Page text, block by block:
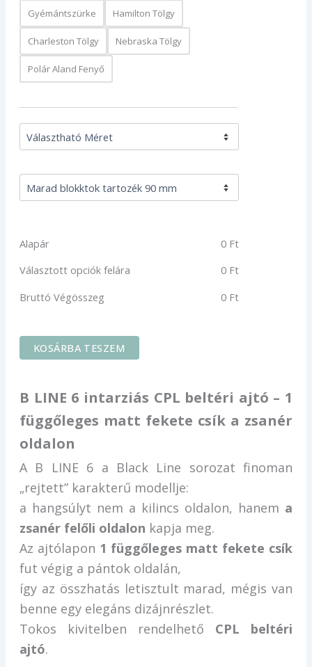
Gyémántszürke Hamilton Tölgy
Charleston Tölgy Nebraska Tölgy
Polár Aland Fenyő
Alapár 0 Ft
Választott opciók felára
0 Ft
Bruttó Végösszeg
0 Ft
KOSÁRBA TESZEM
B LINE 6 intarziás CPL beltéri ajtó – 1
függőleges matt fekete csík a zsanér
oldalon
A B LINE 6 a Black Line sorozat finoman
„rejtett” karakterű modellje:
a hangsúlyt nem a kilincs oldalon, hanem a
zsanér felőli oldalon kapja meg.
Az ajtólapon 1 függőleges matt fekete csík
fut végig a pántok oldalán,
így az összhatás letisztult marad, mégis van
benne egy elegáns dizájnrészlet.
Tokos kivitelben rendelhető CPL beltéri
ajtó.